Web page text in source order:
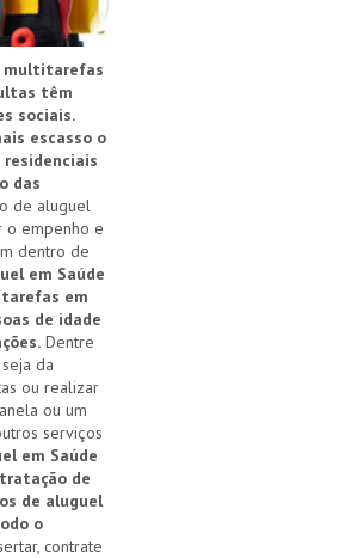
multitarefas
têm
sociais.
escasso o
das
de aluguel
o empenho e
dentro de
em Saúde
tarefas em
de idade
Dentre
da
ou realizar
ou um
serviços
em Saúde
de
de aluguel
o
contrate